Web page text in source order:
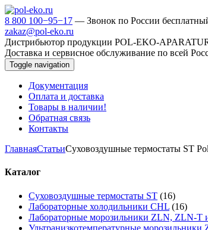
8 800 100−95−17 — Звонок по России
zakaz@pol-eko.ru
Дистрибьютор продукции POL-EKO-
Доставка и сервисное обслуживание по всей
Toggle navigation
Документация
Оплата и доставка
Товары в наличии!
Обратная связь
Контакты
ГлавнаяСтатьиСуховоздушные термостаты ST
Каталог
Суховоздушные термостаты ST (16)
Лабораторные холодильники CHL (16)
Лабораторные морозильники ZLN, ZLN-T
Ультранизкотемпературные